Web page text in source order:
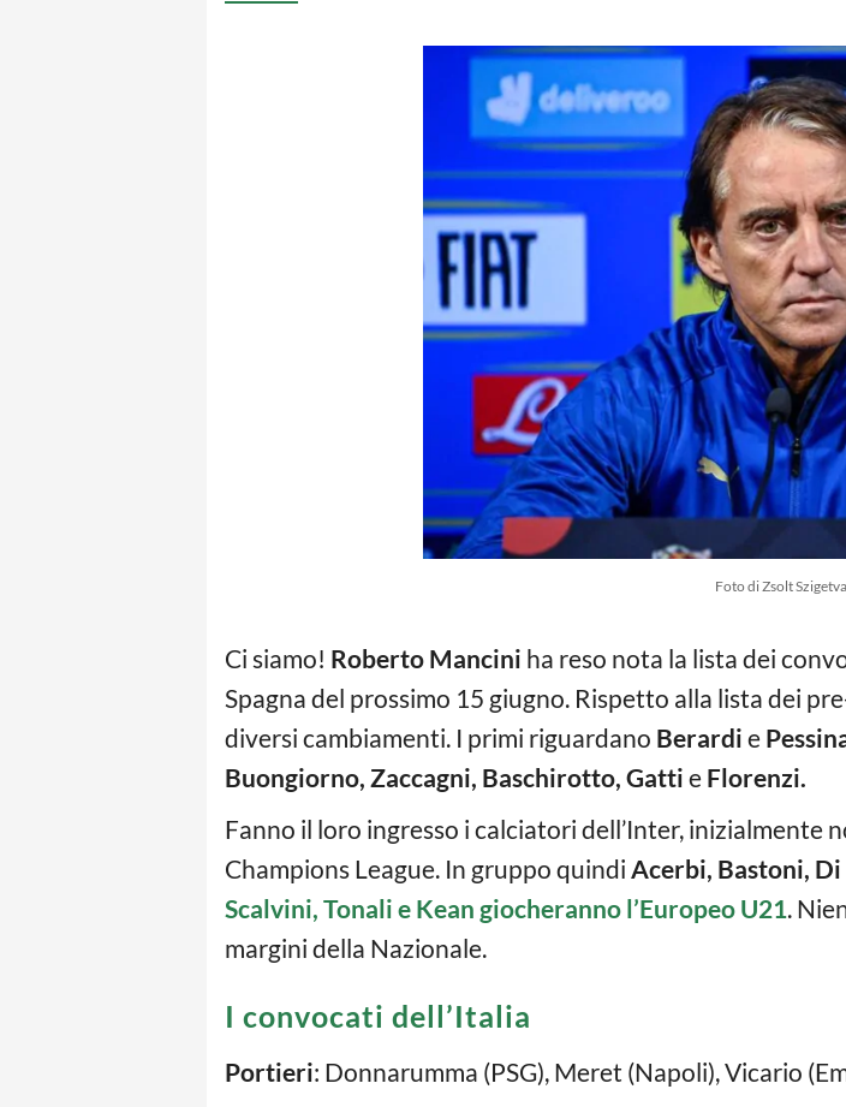
Foto di Zsolt
Ci siamo! Roberto Mancini ha reso nota la lista dei
Spagna del prossimo 15 giugno. Rispetto alla lista dei
diversi cambiamenti. I primi riguardano Berardi e
Buongiorno, Zaccagni, Baschirotto, Gatti e Florenzi.
Fanno il loro ingresso i calciatori dell’Inter, inizialmente
Champions League. In gruppo quindi Acerbi, Bastoni,
Scalvini, Tonali e Kean giocheranno l’Europeo U21.
margini della Nazionale.
I convocati dell’Italia
Portieri: Donnarumma (PSG), Meret (Napoli), Vicario